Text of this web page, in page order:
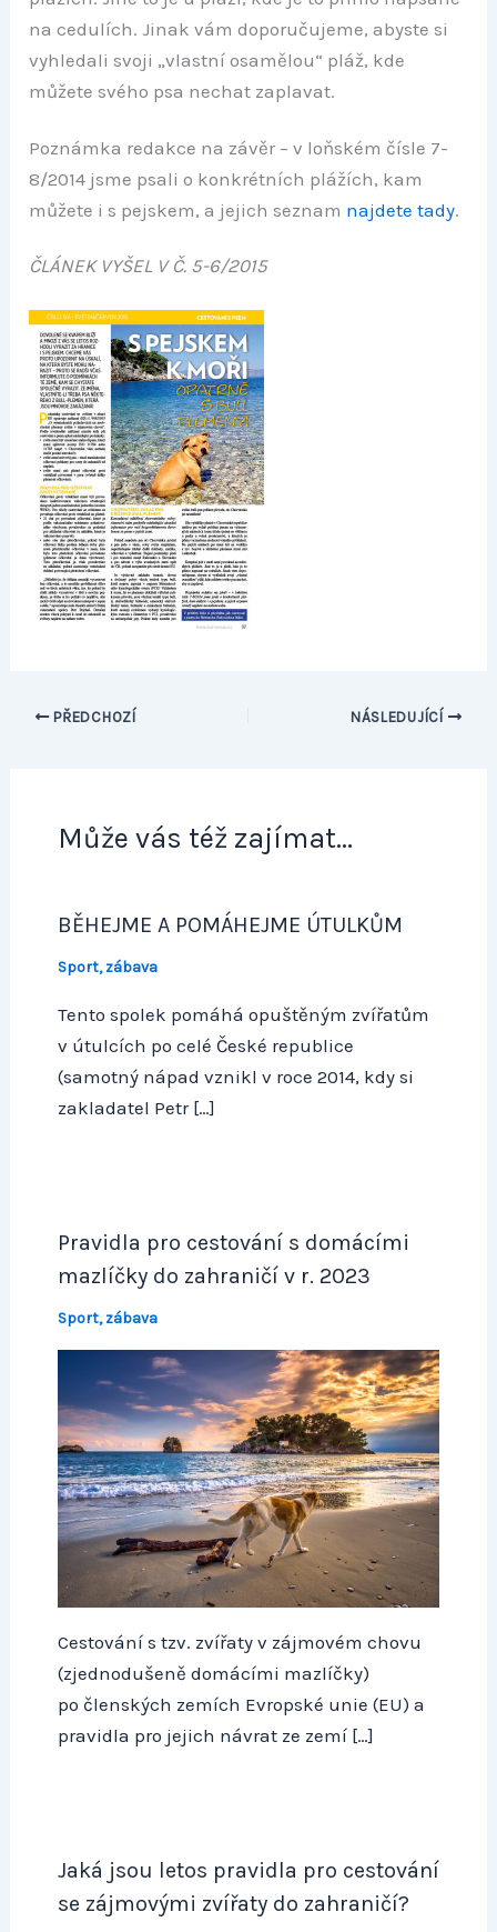
na cedulích. Jinak vám doporučujeme, abyste si
vyhledali svoji „vlastní osamělou“ pláž, kde
můžete svého psa nechat zaplavat.
Poznámka redakce na závěr – v loňském čísle 7-
8/2014 jsme psali o konkrétních plážích, kam
můžete i s pejskem, a jejich seznam najdete tady.
ČLÁNEK VYŠEL V Č. 5-6/2015
PŘEDCHOZÍ NÁSLEDUJÍCÍ
Může vás též zajímat...
BĚHEJME A POMÁHEJME ÚTULKŮM
Sport, zábava
Tento spolek pomáhá opuštěným zvířatům
v útulcích po celé České republice
(samotný nápad vznikl v roce 2014, kdy si
zakladatel Petr […]
Pravidla pro cestování s domácími
mazlíčky do zahraničí v r. 2023
Sport, zábava
Cestování s tzv. zvířaty v zájmovém chovu
(zjednodušeně domácími mazlíčky)
po členských zemích Evropské unie (EU) a
pravidla pro jejich návrat ze zemí […]
Jaká jsou letos pravidla pro cestování
se zájmovými zvířaty do zahraničí?